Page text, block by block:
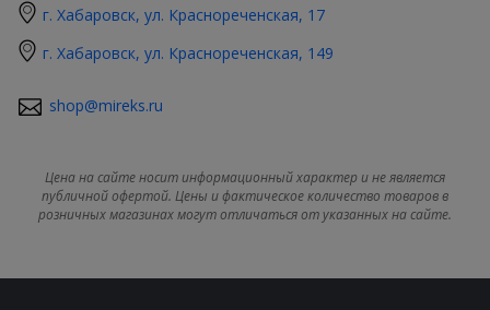
г. Хабаровск, ул. Краснореченская, 17
г. Хабаровск, ул. Краснореченская, 149
shop@mireks.ru
Цена на сайте носит информационный характер и не является
публичной офертой. Цены и фактическое количество товаров в
розничных магазинах могут отличаться от указанных на сайте.